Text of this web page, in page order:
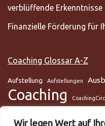
Wir legen Wert auf
verblüffende
Finanzielle Förderung für
Coaching Glossar A-Z
Aufstellung Aufstellungen
Coaching